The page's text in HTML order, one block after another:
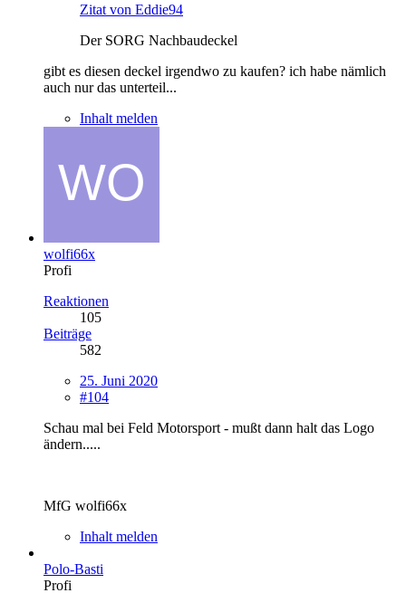
Zitat von Eddie94
Der SORG Nachbaudeckel
gibt es diesen deckel irgendwo zu kaufen? ich habe nämlich
auch nur das unterteil...
Inhalt melden
wolfi66x
Profi
Reaktionen
105
Beiträge
582
25. Juni 2020
#104
Schau mal bei Feld Motorsport - mußt dann halt das Logo
ändern.....
MfG wolfi66x
Inhalt melden
Polo-Basti
Profi